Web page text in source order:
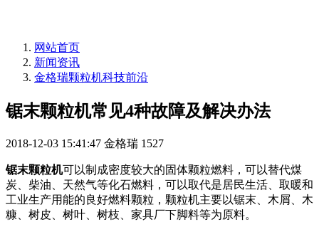
网站首页
新闻资讯
金格瑞颗粒机科技前沿
锯末颗粒机常见4种故障及解决办法
2018-12-03 15:41:47 金格瑞 1527
锯末颗粒机可以制成密度较大的固体颗粒燃料，可以替代煤
炭、柴油、天然气等化石燃料，可以取代是居民生活、取暖和
工业生产用能的良好燃料颗粒，颗粒机主要以锯末、木屑、木
糠、树皮、树叶、树枝、家具厂下脚料等为原料。